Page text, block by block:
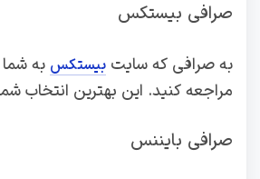
صرافی بیستکس
به صرافی که سایت بیستکس به
مراجعه کنید. این بهترین انتخاب
صرافی بایننس